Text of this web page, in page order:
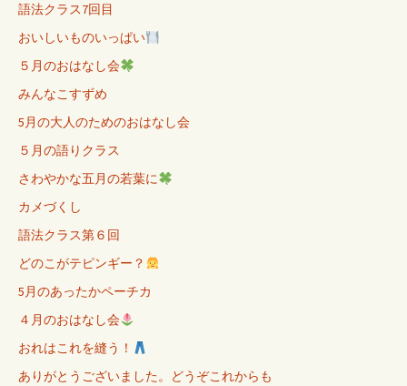
語法クラス7回目
おいしいものいっぱい
５月のおはなし会
みんなこすずめ
5月の大人のためのおはなし会
５月の語りクラス
さわやかな五月の若葉に
カメづくし
語法クラス第６回
どのこがテピンギー？
5月のあったかペーチカ
４月のおはなし会
おれはこれを縫う！
ありがとうございました。どうぞこれからも